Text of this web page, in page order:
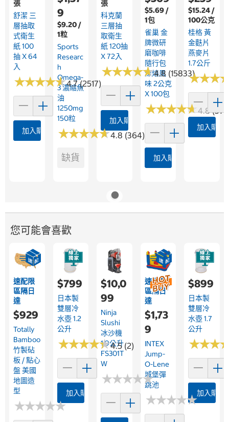
張
舒潔 三
層抽取
式衛生
紙 100
抽 X 64
入
★★★★★
★★★★★4.7 (2517)
加入購物車
9
$9.20 /
1粒
Sports
Researc
H
Omega-
3 濃縮魚
油
1250mg
150粒
★★★★★
★★★★★4.8 (364)
缺貨
張
科克蘭
三層抽
取衛生
紙 120抽
X 72入
★★★★★
★★★★★4.8 (15833)
加入購物車
$5.69 /
1包
雀巢 金
牌微研
磨咖啡
隨行包
深焙風
味 2公克
X 100包
★★★★★
★★★★★4.8
加入購物車
$15.24 /
100公克
桂格 黃
金麩片
燕麥片
1.7公斤
★★★
★★★
加入購物
您可能會喜歡
速配限
區隔日
達
$929
Totally
Bamboo
竹製砧
板 / 點心
盤 美國
地圖造
型
★★★★★
★★★★★
$799
日本製
雙層冷
水壺 1.2
公升
★★★★★
★★★★★4.5 (2)
加入購物車
$10,0
99
Ninja
Slushi
冰沙機
1.9公升
FS301T
W
★★★★★
★★★★★
速配限
區隔日
達
$1,73
9
INTEX
Jump-
O-Lene
城堡彈
跳池
★★★★★
★★★★★
$899
日本製
雙層冷
水壺 1.7
公升
★★★
★★★
加入購物